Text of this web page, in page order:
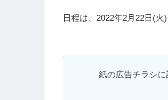
日程は、2022年2月22日(
紙の広告チラシに